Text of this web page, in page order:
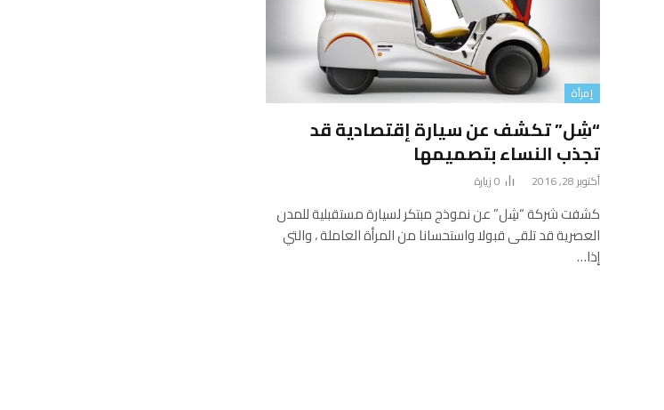
إمرأة
“شِل” تكشف عن سيارة إقتصادية قد
تجذب النساء بتصميمها
أكتوبر 28, 2016 0زيارة
كشفت شركة “شِل” عن نموذج مبتكر لسيارة مستقبلية للمدن
العصرية قد تلقى قبولا واستحسانا من المرأة العاملة ، والتي
إذا…